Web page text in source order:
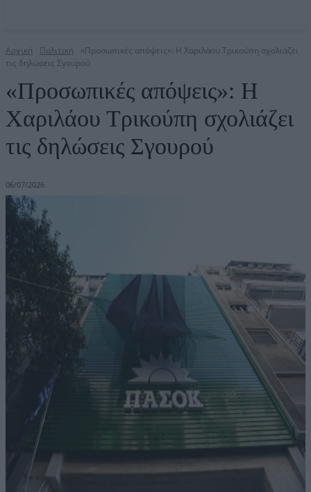
Αρχική Πολιτική
«Προσωπικές απόψεις»: Η Χαριλάου Τρικούπη σχολιάζει
τις δηλώσεις Σγουρού
«Προσωπικές απόψεις»: Η
Χαριλάου Τρικούπη σχολιάζει
τις δηλώσεις Σγουρού
06/07/2026